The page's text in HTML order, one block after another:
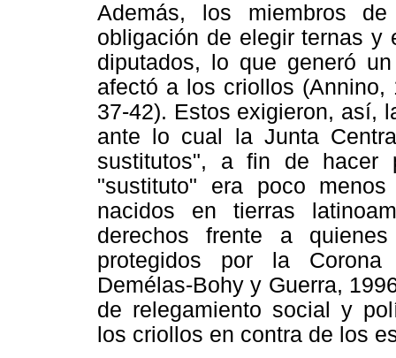
Además, los miembros
obligación de elegir ternas y
diputados, lo que generó
afectó a los criollos (Annino,
37-42). Estos exigieron, así,
ante lo cual la Junta
sustitutos", a fin de hacer
"sustituto" era poco
nacidos en tierras
derechos frente a
protegidos por la Corona
Demélas-Bohy y Guerra,
de relegamiento social y
los criollos en contra de los